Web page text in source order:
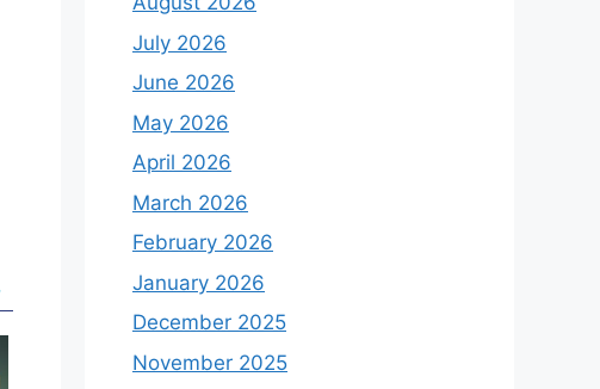
July 2026
June 2026
May 2026
April 2026
March 2026
February 2026
January 2026
December 2025
November 2025